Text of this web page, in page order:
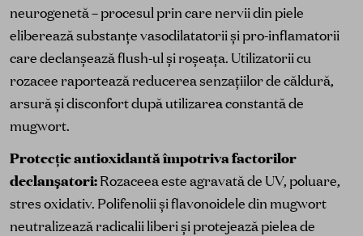
neurogenetă – procesul prin care nervii din piele
eliberează substanțe vasodilatatorii și pro-inflamatorii
care declanșează flush-ul și roșeața. Utilizatorii cu
rozacee raportează reducerea senzațiilor de căldură,
arsură și disconfort după utilizarea constantă de
mugwort.
Protecție antioxidantă împotriva factorilor
declanșatori:Rozaceea este agravată de UV, poluare,
stres oxidativ. Polifenolii și flavonoidele din mugwort
neutralizează radicalii liberi și protejează pielea de